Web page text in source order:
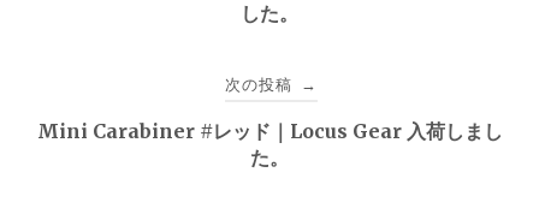
ゲ
した。
次の投稿 →
Mini Carabiner #レッド｜Locus Gear 入荷しまし
た。